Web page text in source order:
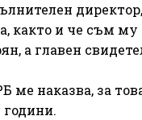
както и че съм
а главен
наказва, за
години.